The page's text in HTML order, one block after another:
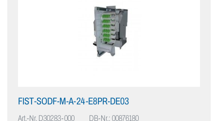
FIST-SODF-M-A-24-E8PR-DE03
Art.-Nr. D30283-000
DB-Nr.: 00876180